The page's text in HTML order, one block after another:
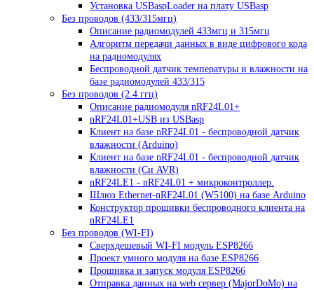
Установка USBaspLoader на плату USBasp
Без проводов (433/315мгц)
Описание радиомодулей 433мгц и 315мгц
Алгоритм передачи данных в виде цифрового кода
на радиомодулях
Беспроводной датчик температуры и влажности на
базе радиомодулей 433/315
Без проводов (2.4 ггц)
Описание радиомодуля nRF24L01+
nRF24L01+USB из USBasp
Клиент на базе nRF24L01 - беспроводной датчик
влажности (Arduino)
Клиент на базе nRF24L01 - беспроводной датчик
влажности (Си AVR)
nRF24LE1 - nRF24L01 + микроконтроллер.
Шлюз Ethernet-nRF24L01 (W5100) на базе Arduino
Конструктор прошивки беспроводного клиента на
nRF24LE1
Без проводов (WI-FI)
Сверхдешевый WI-FI модуль ESP8266
Проект умного модуля на базе ESP8266
Прошивка и запуск модуля ESP8266
Отправка данных на web сервер (MajorDoMo) на